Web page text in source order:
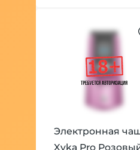
Электронная
Xyka Pro